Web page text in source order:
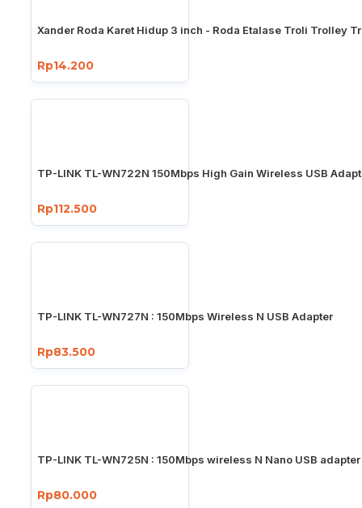
Xander Roda Karet Hidup 3 inch - Roda Etalase Troli Trolley
Rp14.200
TP-LINK TL-WN722N 150Mbps High Gain Wireless USB
Rp112.500
TP-LINK TL-WN727N : 150Mbps Wireless N USB Adapter
Rp83.500
TP-LINK TL-WN725N : 150Mbps wireless N Nano USB adapter
Rp80.000